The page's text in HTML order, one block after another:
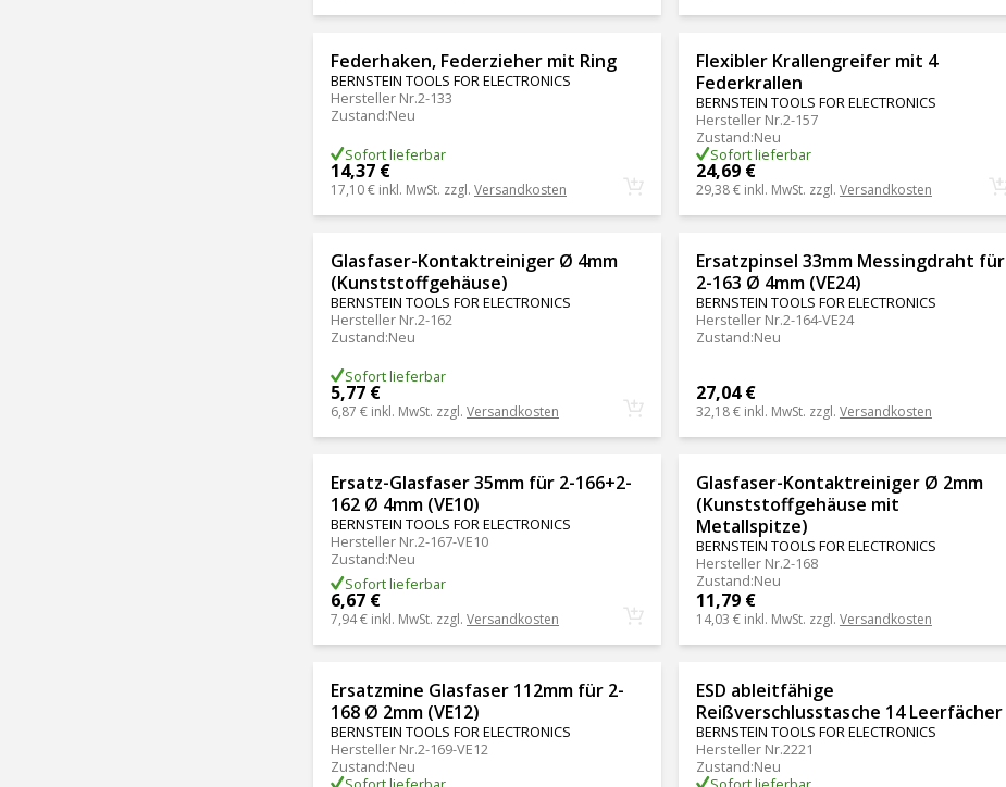
Federhaken, Federzieher mit Ring
BERNSTEIN TOOLS FOR ELECTRONICS
Hersteller Nr.2-133
Zustand:Neu
Sofort lieferbar
14,37 €
17,10 € inkl. MwSt. zzgl. Versandkosten
Flexibler Krallengreifer mit 4
Federkrallen
BERNSTEIN TOOLS FOR ELECTRONICS
Hersteller Nr.2-157
Zustand:Neu
Sofort lieferbar
24,69 €
29,38 € inkl. MwSt. zzgl. Versandkosten
Glasfaser-Kontaktreiniger Ø 4mm
(Kunststoffgehäuse)
BERNSTEIN TOOLS FOR ELECTRONICS
Hersteller Nr.2-162
Zustand:Neu
Sofort lieferbar
5,77 €
6,87 € inkl. MwSt. zzgl. Versandkosten
Ersatzpinsel 33mm Messingdraht für
2-163 Ø 4mm (VE24)
BERNSTEIN TOOLS FOR ELECTRONICS
Hersteller Nr.2-164-VE24
Zustand:Neu
27,04 €
32,18 € inkl. MwSt. zzgl. Versandkosten
Ersatz-Glasfaser 35mm für 2-166+2-
162 Ø 4mm (VE10)
BERNSTEIN TOOLS FOR ELECTRONICS
Hersteller Nr.2-167-VE10
Zustand:Neu
Sofort lieferbar
6,67 €
7,94 € inkl. MwSt. zzgl. Versandkosten
Glasfaser-Kontaktreiniger Ø 2mm
(Kunststoffgehäuse mit
Metallspitze)
BERNSTEIN TOOLS FOR ELECTRONICS
Hersteller Nr.2-168
Zustand:Neu
11,79 €
14,03 € inkl. MwSt. zzgl. Versandkosten
Ersatzmine Glasfaser 112mm für 2-
168 Ø 2mm (VE12)
BERNSTEIN TOOLS FOR ELECTRONICS
Hersteller Nr.2-169-VE12
Zustand:Neu
ESD ableitfähige
Reißverschlusstasche 14 Leerfächer
BERNSTEIN TOOLS FOR ELECTRONICS
Hersteller Nr.2221
Zustand:Neu